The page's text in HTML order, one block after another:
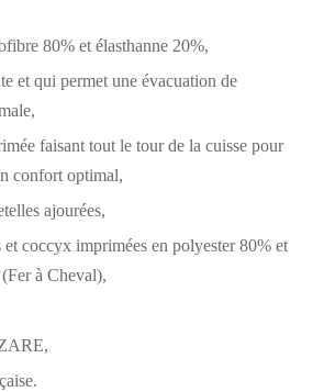
80% et élasthanne 20%,
et qui permet une évacuation de
faisant tout le tour de la cuisse pour
confort optimal,
ajourées,
et coccyx imprimées en polyester 80% et
à Cheval),